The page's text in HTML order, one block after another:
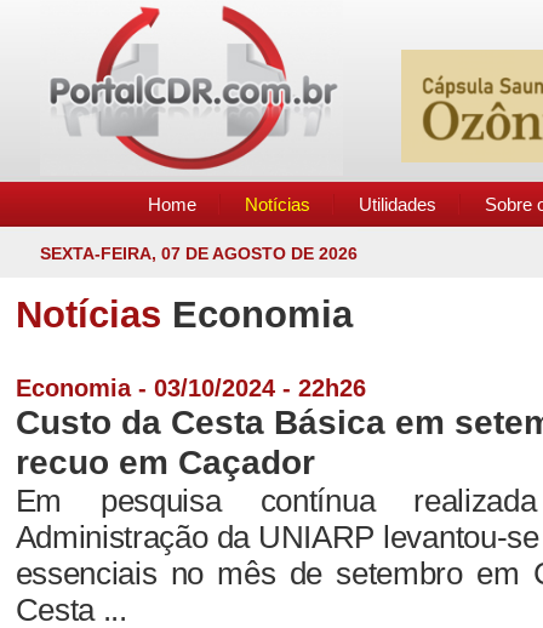
Home Notícias Utilidades Sobre
SEXTA-FEIRA, 07 DE AGOSTO DE 2026
Notícias Economia
Economia - 03/10/2024 - 22h26
Custo da Cesta Básica em
recuo em Caçador
Em pesquisa contínua
Administração da UNIARP levantou-
essenciais no mês de setembro em
Cesta ...